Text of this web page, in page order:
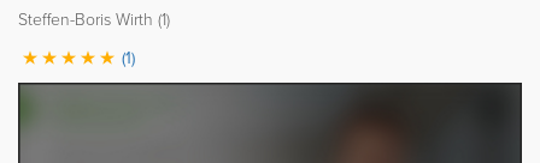
Steffen-Boris Wirth (1)
(1)